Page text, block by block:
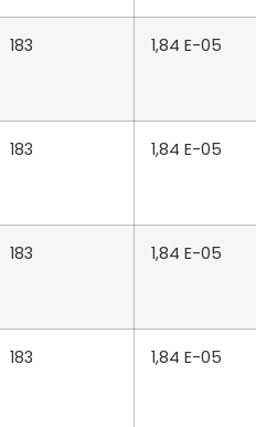
183 1,84 E-05
183 1,84 E-05
183 1,84 E-05
183 1,84 E-05